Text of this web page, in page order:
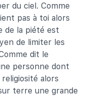
du ciel. Comme
pas à toi alors
de la piété est
de limiter les
dit le
personne dont
alors
terre une grande